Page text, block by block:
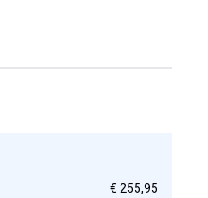
€ 255,95